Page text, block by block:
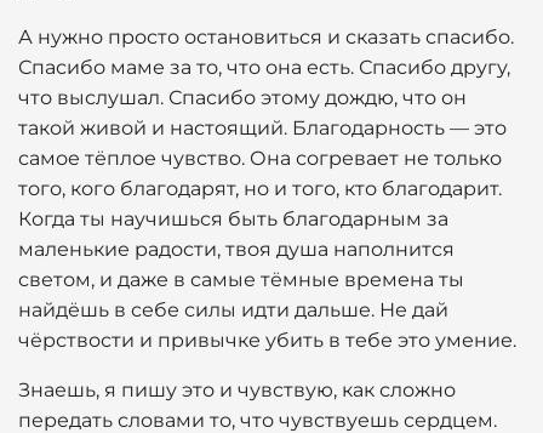
А нужно просто остановиться и сказать спасибо.
Спасибо маме за то, что она есть. Спасибо другу,
что выслушал. Спасибо этому дождю, что он
такой живой и настоящий. Благодарность — это
самое тёплое чувство. Она согревает не только
того, кого благодарят, но и того, кто благодарит.
Когда ты научишься быть благодарным за
маленькие радости, твоя душа наполнится
светом, и даже в самые тёмные времена ты
найдёшь в себе силы идти дальше. Не дай
чёрствости и привычке убить в тебе это умение.
Знаешь, я пишу это и чувствую, как сложно
передать словами то, что чувствуешь сердцем.